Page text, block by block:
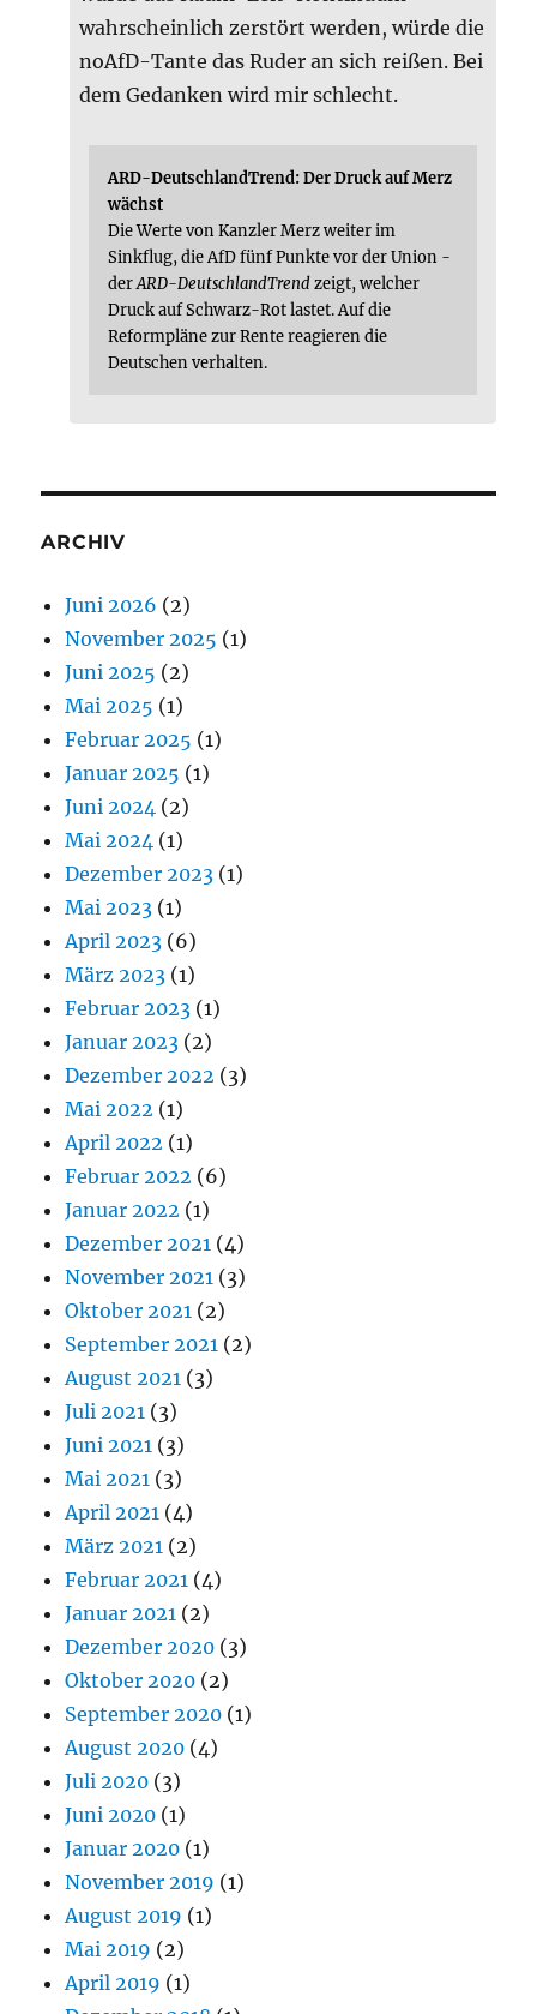
wahrscheinlich zerstört werden, würde die
noAfD-Tante das Ruder an sich reißen. Bei
dem Gedanken wird mir schlecht.
ARD-DeutschlandTrend: Der Druck auf Merz
wächst
Die Werte von Kanzler Merz weiter im
Sinkflug, die AfD fünf Punkte vor der Union -
derARD-DeutschlandTrendzeigt, welcher
Druck auf Schwarz-Rot lastet. Auf die
Reformpläne zur Rente reagieren die
Deutschen verhalten.
ARCHIV
Juni 2026 (2)
November 2025 (1)
Juni 2025 (2)
Mai 2025 (1)
Februar 2025 (1)
Januar 2025 (1)
Juni 2024 (2)
Mai 2024 (1)
Dezember 2023 (1)
Mai 2023 (1)
April 2023 (6)
März 2023 (1)
Februar 2023 (1)
Januar 2023 (2)
Dezember 2022 (3)
Mai 2022 (1)
April 2022 (1)
Februar 2022 (6)
Januar 2022 (1)
Dezember 2021 (4)
November 2021 (3)
Oktober 2021 (2)
September 2021 (2)
August 2021 (3)
Juli 2021 (3)
Juni 2021 (3)
Mai 2021 (3)
April 2021 (4)
März 2021 (2)
Februar 2021 (4)
Januar 2021 (2)
Dezember 2020 (3)
Oktober 2020 (2)
September 2020 (1)
August 2020 (4)
Juli 2020 (3)
Juni 2020 (1)
Januar 2020 (1)
November 2019 (1)
August 2019 (1)
Mai 2019 (2)
April 2019 (1)